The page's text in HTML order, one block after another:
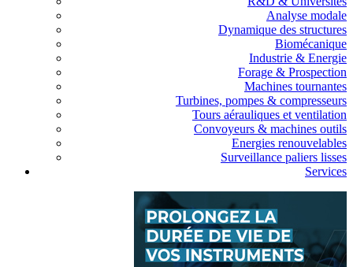
Analyse modale
Dynamique des structures
Biomécanique
Industrie & Energie
Forage & Prospection
Machines tournantes
Turbines, pompes & compresseurs
Tours aérauliques et ventilation
Convoyeurs & machines outils
Energies renouvelables
Surveillance paliers lisses
Services